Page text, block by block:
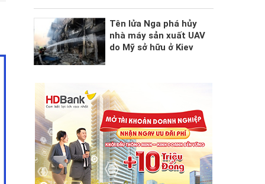
Tên lửa Nga phá hủy
nhà máy sản xuất UAV
do Mỹ sở hữu ở Kiev